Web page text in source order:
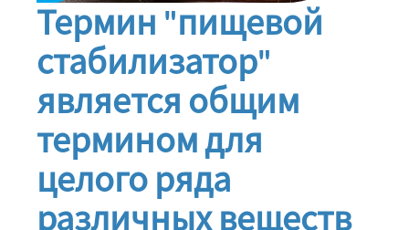
Термин "пищевой
стабилизатор"
является общим
термином для
целого ряда
различных веществ